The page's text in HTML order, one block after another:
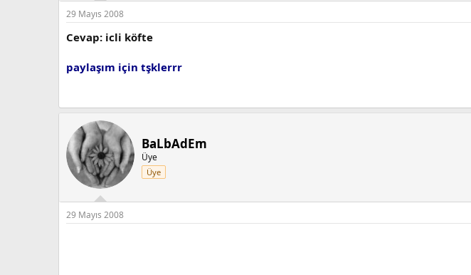
29 Mayıs 2008
Cevap: icli köfte
paylaşım için tşklerrr
BaLbAdEm
Üye
Üye
29 Mayıs 2008